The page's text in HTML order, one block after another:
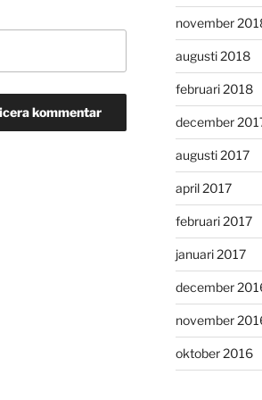
november
augusti 2018
februari 2018
december
augusti 2017
april 2017
februari 2017
januari 2017
december
november
oktober 2016